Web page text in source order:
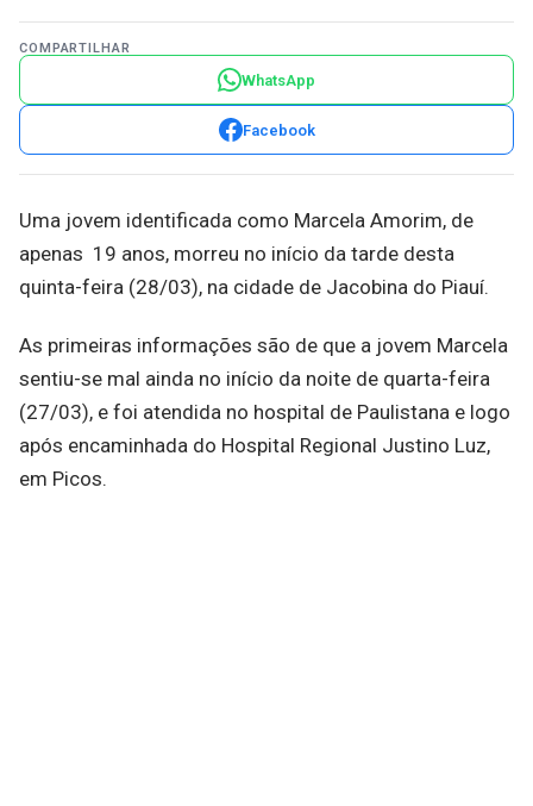
COMPARTILHAR
WhatsApp
Facebook
Uma jovem identificada como Marcela Amorim, de
apenas 19 anos, morreu no início da tarde desta
quinta-feira (28/03), na cidade de Jacobina do Piauí.
As primeiras informações são de que a jovem Marcela
sentiu-se mal ainda no início da noite de quarta-feira
(27/03), e foi atendida no hospital de Paulistana e logo
após encaminhada do Hospital Regional Justino Luz,
em Picos.